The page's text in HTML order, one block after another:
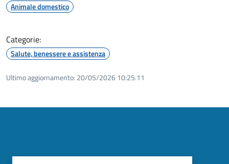
Animale domestico
Categorie:
Salute, benessere e assistenza
Ultimo aggiornamento: 20/05/2026 10:25.11